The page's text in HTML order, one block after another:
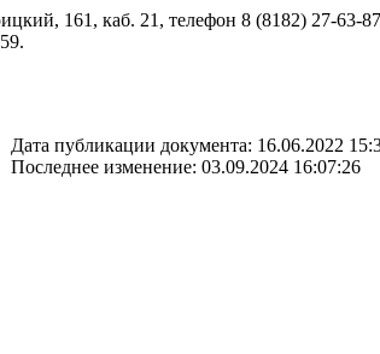
161, каб. 21, телефон 8 (8182) 27-63-
Дата публикации документа: 16.06.2022
Последнее изменение: 03.09.2024 16:07:26